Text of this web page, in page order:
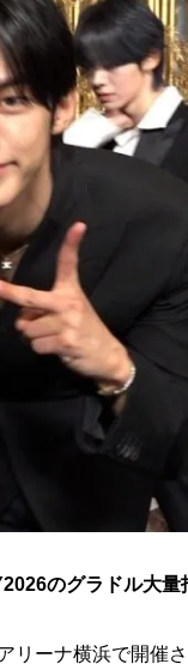
のグラドル大量
リーナ横浜で開催